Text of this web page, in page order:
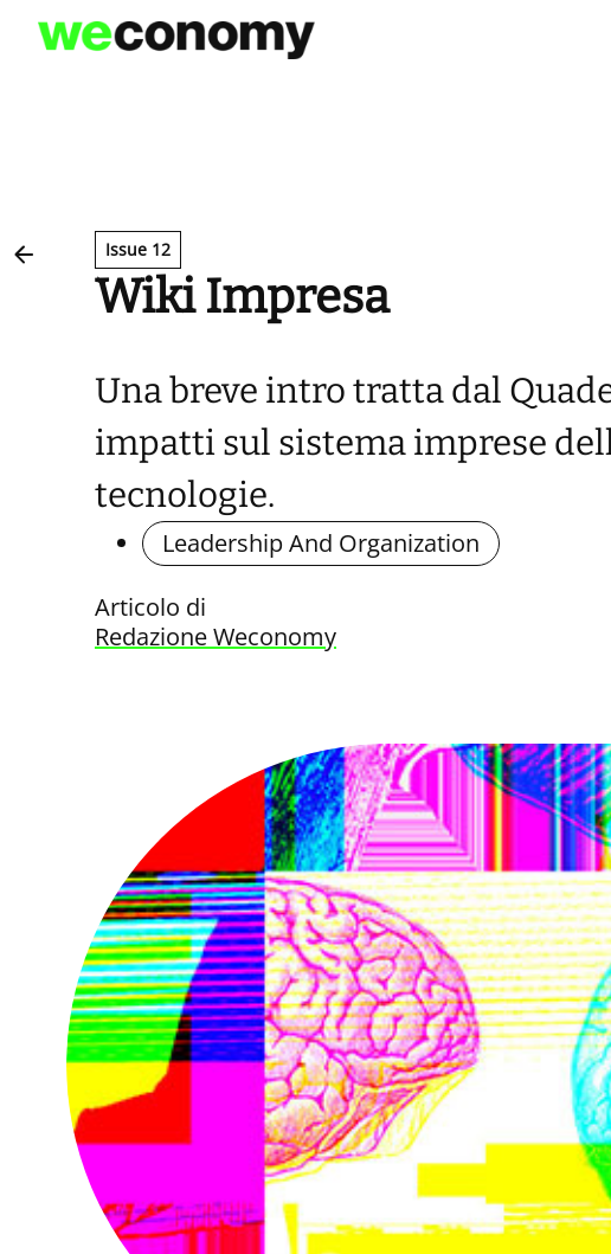
Vai
Issue 12
Wiki Impresa
Una breve intro tratta dal
impatti sul sistema imprese
tecnologie.
Leadership And Organization
Articolo di
Redazione Weconomy